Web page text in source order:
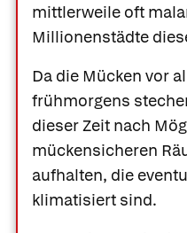
mittlerweile oft
Millionenstädte
Da die Mücken vor
frühmorgens
dieser Zeit nach
mückensicheren
aufhalten, die
klimatisiert sind.